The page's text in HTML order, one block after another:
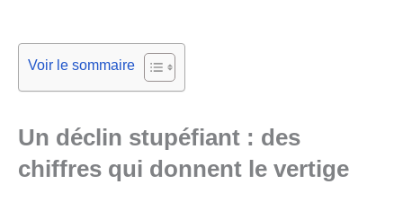
Voir le sommaire
Un déclin stupéfiant : des
chiffres qui donnent le vertige